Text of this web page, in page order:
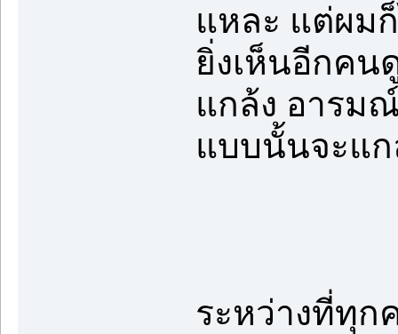
แหละ แต่ผม
ยิ่งเห็นอีกคน
แกล้ง อารม
แบบนั้นจะแก
ระหว่างที่ทุ